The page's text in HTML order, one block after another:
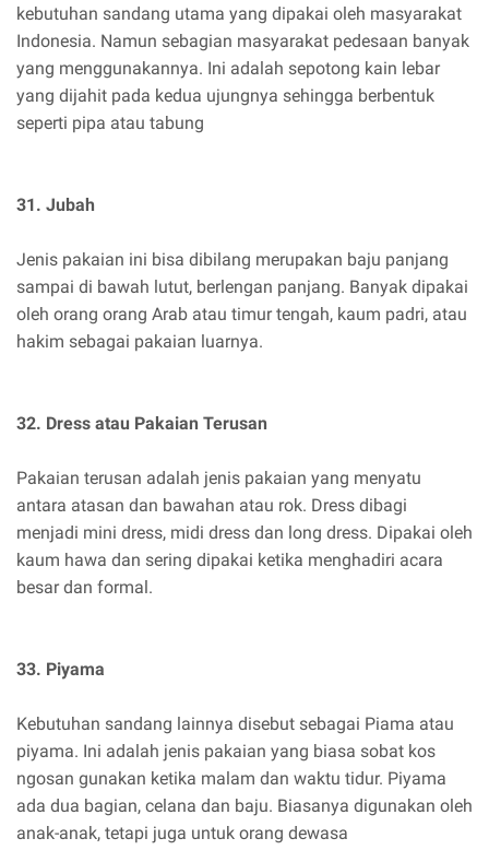
kebutuhan sandang utama yang dipakai oleh masyarakat
Indonesia. Namun sebagian masyarakat pedesaan banyak
yang menggunakannya. Ini adalah sepotong kain lebar
yang dijahit pada kedua ujungnya sehingga berbentuk
seperti pipa atau tabung
31. Jubah
Jenis pakaian ini bisa dibilang merupakan baju panjang
sampai di bawah lutut, berlengan panjang. Banyak dipakai
oleh orang orang Arab atau timur tengah, kaum padri, atau
hakim sebagai pakaian luarnya.
32. Dress atau Pakaian Terusan
Pakaian terusan adalah jenis pakaian yang menyatu
antara atasan dan bawahan atau rok. Dress dibagi
menjadi mini dress, midi dress dan long dress. Dipakai oleh
kaum hawa dan sering dipakai ketika menghadiri acara
besar dan formal.
33. Piyama
Kebutuhan sandang lainnya disebut sebagai Piama atau
piyama. Ini adalah jenis pakaian yang biasa sobat kos
ngosan gunakan ketika malam dan waktu tidur. Piyama
ada dua bagian, celana dan baju. Biasanya digunakan oleh
anak-anak, tetapi juga untuk orang dewasa